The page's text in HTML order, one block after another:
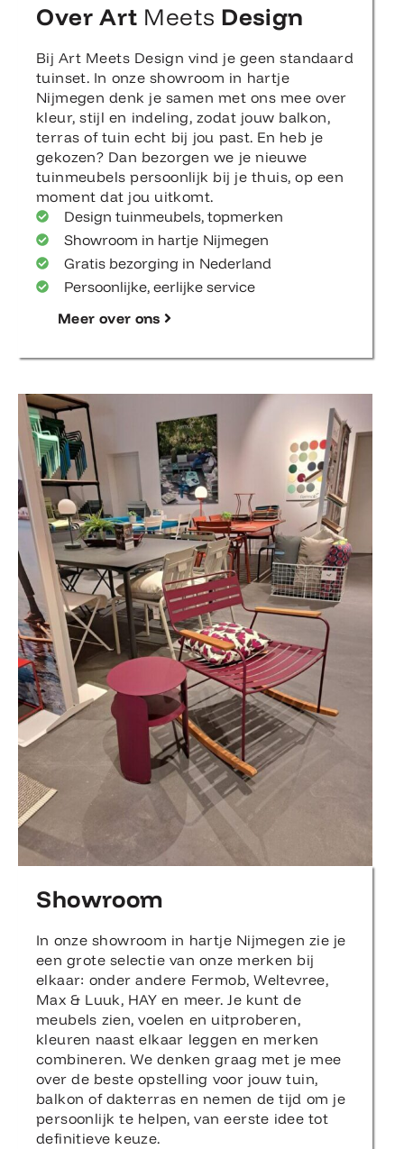
Over Art Meets Design
Bij Art Meets Design vind je geen standaard
tuinset. In onze showroom in hartje
Nijmegen denk je samen met ons mee over
kleur, stijl en indeling, zodat jouw balkon,
terras of tuin echt bij jou past. En heb je
gekozen? Dan bezorgen we je nieuwe
tuinmeubels persoonlijk bij je thuis, op een
moment dat jou uitkomt.
Design tuinmeubels, topmerken
Showroom in hartje Nijmegen
Gratis bezorging in Nederland
Persoonlijke, eerlijke service
Meer over ons
Showroom
In onze showroom in hartje Nijmegen zie je
een grote selectie van onze merken bij
elkaar: onder andere Fermob, Weltevree,
Max & Luuk, HAY en meer. Je kunt de
meubels zien, voelen en uitproberen,
kleuren naast elkaar leggen en merken
combineren. We denken graag met je mee
over de beste opstelling voor jouw tuin,
balkon of dakterras en nemen de tijd om je
persoonlijk te helpen, van eerste idee tot
definitieve keuze.